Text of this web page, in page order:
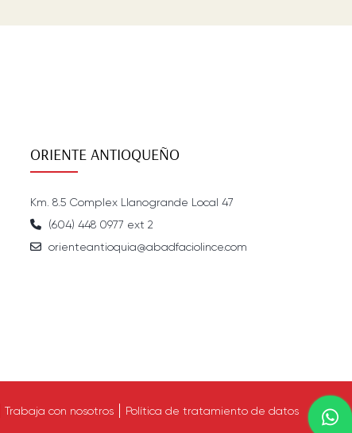
ORIENTE ANTIOQUEÑO
Km. 8.5 Complex Llanogrande Local 47
(604) 448 0977 ext 2
orienteantioquia@abadfaciolince.com
Trabaja con nosotros Política de tratamiento de datos